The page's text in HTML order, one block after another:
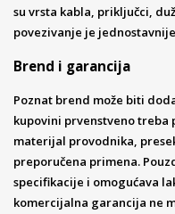
su vrsta kabla, priključci,
povezivanje je
Brend i garancija
Poznat brend može biti
kupovini prvenstveno treba
materijal provodnika,
preporučena primena.
specifikacije i omogućava
komercijalna garancija ne